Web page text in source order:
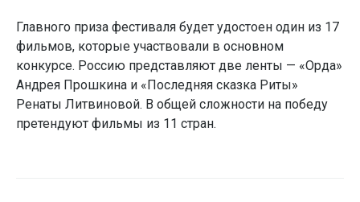
Главного приза фестиваля будет удостоен один из 17
фильмов, которые участвовали в основном
конкурсе. Россию представляют две ленты — «Орда»
Андрея Прошкина и «Последняя сказка Риты»
Ренаты Литвиновой. В общей сложности на победу
претендуют фильмы из 11 стран.